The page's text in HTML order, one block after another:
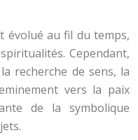
évolué au fil du temps,
Cependant,
recherche de sens, la
vers la paix
de la symbolique